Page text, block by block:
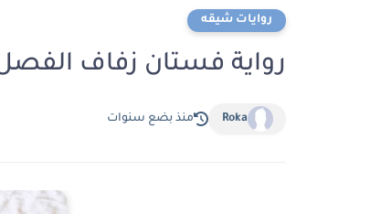
روايات شيقه
رواية فستان زفاف الفصل الحادي عشر
Roka منذ بضع سنوات